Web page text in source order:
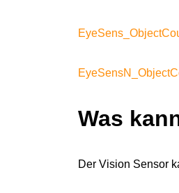
Was
Der Vision Sensor